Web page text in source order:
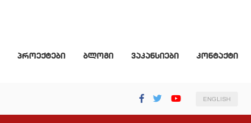
პროექტები ბლოგი ვაკანსიები კონტაქტი
ENGLISH